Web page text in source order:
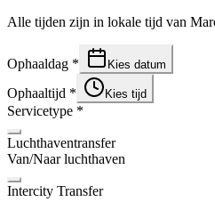
Alle tijden zijn in lokale tijd van
Ophaaldag * Kies datum
Ophaaltijd * Kies tijd
Servicetype *
Luchthaventransfer
Van/Naar luchthaven
Intercity Transfer